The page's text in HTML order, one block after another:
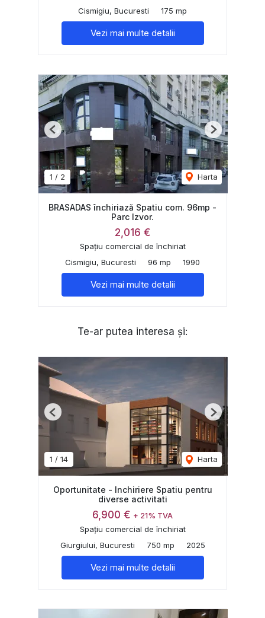
Cismigiu, Bucuresti
175 mp
Vezi mai multe detalii
1 / 2 Harta
Previous Next
BRASADAS închiriază Spatiu com. 96mp -
Parc Izvor.
2,016 €
Spațiu comercial de închiriat
Cismigiu, Bucuresti
96 mp 1990
Vezi mai multe detalii
Te-ar putea interesa și:
1 / 14 Harta
Previous Next
Oportunitate - Inchiriere Spatiu pentru
diverse activitati
6,900 € + 21% TVA
Spațiu comercial de închiriat
Giurgiului, Bucuresti
750 mp 2025
Vezi mai multe detalii